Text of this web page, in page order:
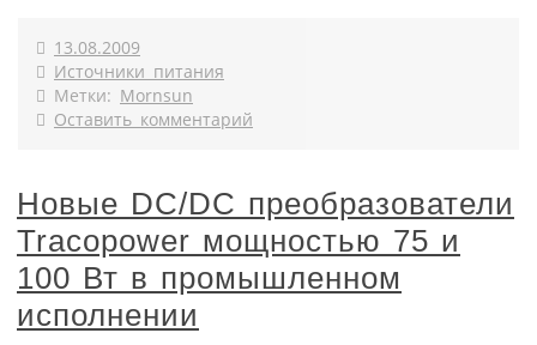
13.08.2009
Источники питания
Метки: Mornsun
Оставить комментарий
Новые DC/DC преобразователи
Tracopower мощностью 75 и
100 Вт в промышленном
исполнении